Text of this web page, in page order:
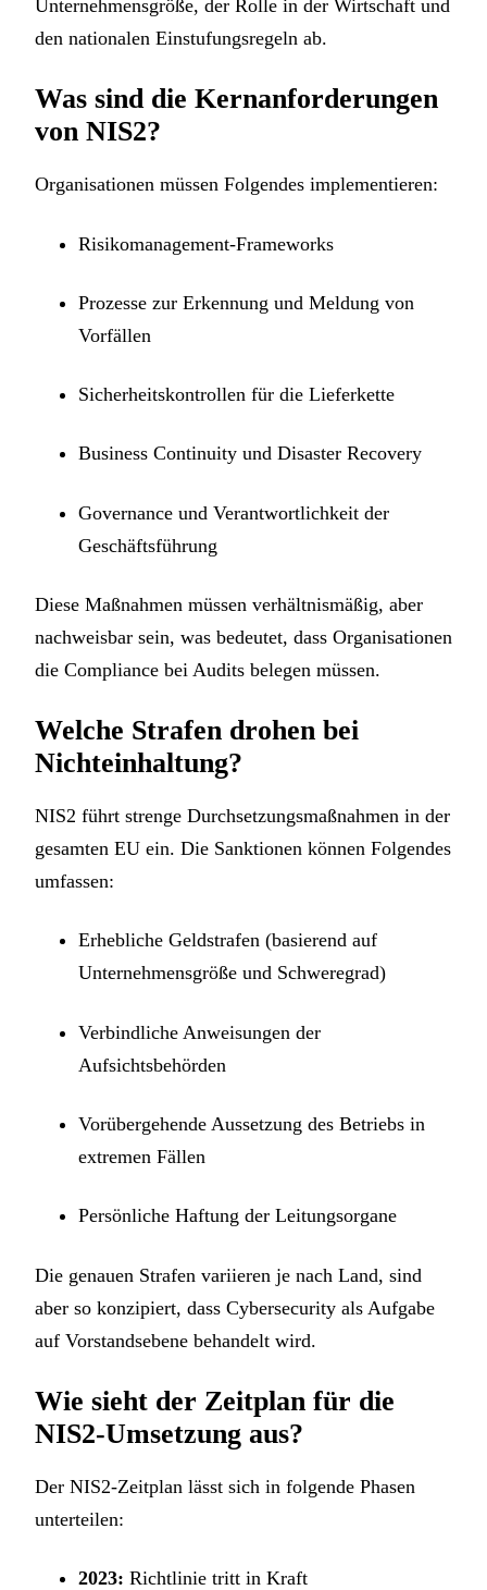
Unternehmensgröße, der Rolle in der Wirtschaft und
den nationalen Einstufungsregeln ab.
Was sind die Kernanforderungen
von NIS2?
Organisationen müssen Folgendes implementieren:
Risikomanagement-Frameworks
Prozesse zur Erkennung und Meldung von
Vorfällen
Sicherheitskontrollen für die Lieferkette
Business Continuity und Disaster Recovery
Governance und Verantwortlichkeit der
Geschäftsführung
Diese Maßnahmen müssen verhältnismäßig, aber
nachweisbar sein, was bedeutet, dass Organisationen
die Compliance bei Audits belegen müssen.
Welche Strafen drohen bei
Nichteinhaltung?
NIS2 führt strenge Durchsetzungsmaßnahmen in der
gesamten EU ein. Die Sanktionen können Folgendes
umfassen:
Erhebliche Geldstrafen (basierend auf
Unternehmensgröße und Schweregrad)
Verbindliche Anweisungen der
Aufsichtsbehörden
Vorübergehende Aussetzung des Betriebs in
extremen Fällen
Persönliche Haftung der Leitungsorgane
Die genauen Strafen variieren je nach Land, sind
aber so konzipiert, dass Cybersecurity als Aufgabe
auf Vorstandsebene behandelt wird.
Wie sieht der Zeitplan für die
NIS2-Umsetzung aus?
Der NIS2-Zeitplan lässt sich in folgende Phasen
unterteilen:
2023: Richtlinie tritt in Kraft